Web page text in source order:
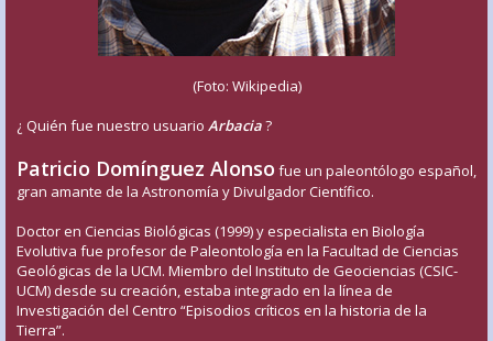
(Foto: Wikipedia)
¿ Quién fue nuestro usuario Arbacia?
Patricio Domínguez Alonso fue un paleontólogo español,
gran amante de la Astronomía y Divulgador Científico.
Doctor en Ciencias Biológicas (1999) y especialista en Biología
Evolutiva fue profesor de Paleontología en la Facultad de Ciencias
Geológicas de la UCM. Miembro del Instituto de Geociencias (CSIC-
UCM) desde su creación, estaba integrado en la línea de
Investigación del Centro “Episodios críticos en la historia de la
Tierra”.